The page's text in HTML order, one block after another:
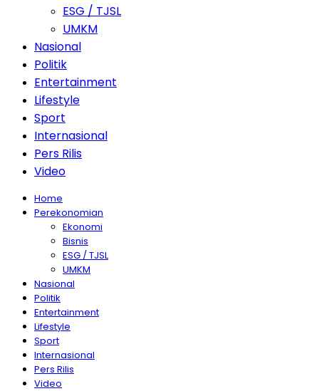
ESG / TJSL
UMKM
Nasional
Politik
Entertainment
Lifestyle
Sport
Internasional
Pers Rilis
Video
Home
Perekonomian
Ekonomi
Bisnis
ESG / TJSL
UMKM
Nasional
Politik
Entertainment
Lifestyle
Sport
Internasional
Pers Rilis
Video